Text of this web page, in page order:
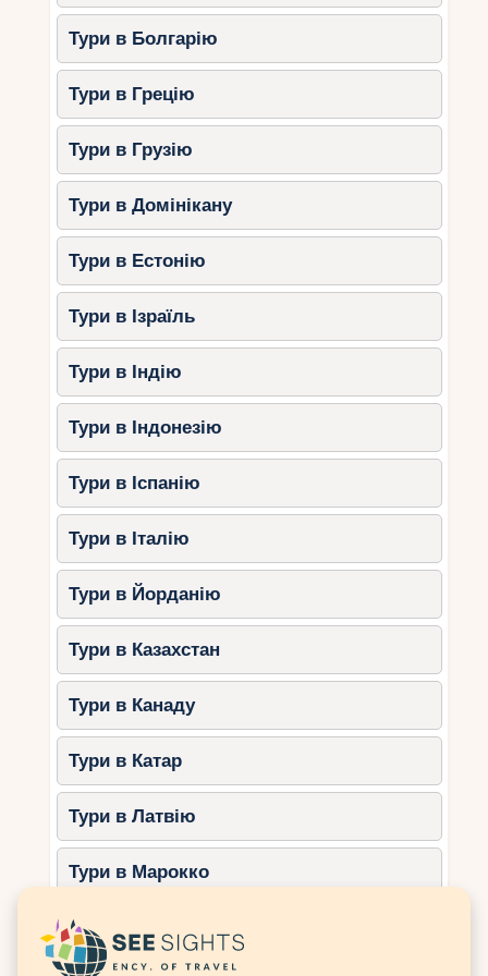
захисту від сонця.
Чим зайнятися?
Влаштовувати пікніки з видом на
Робити сімейні фотографії на тлі
3. Анс Сурс д’Аржан (Ла-Діг)
Цей пляж з його знаменитими гранітними
валунами – один із найбільш фотографованих
на Сейшелах.
Чому вибрати Анс Сурс д’Аржан?
Дрібна та тепла вода, безпечна для
малюків.
Плавати у мілководних лагунах.
Дослідити околиці на велосипедах.
Спостерігати за крабами та
морськими зірками.
4. Анс-Рояль (Мае)
Анс-Рояль – це невеликий, але дуже затишний
пляж із кораловими рифами.
Чому вибрати Анс-Рояль?
Тиха та спокійна атмосфера.
Можливість спостерігати за рибами
навіть на мілководді.
Тури в Болгарію
Тури в Грецію
Тури в Грузію
Тури в Домінікану
Тури в Естонію
Тури в Ізраїль
Тури в Індію
Тури в Індонезію
Тури в Іспанію
Тури в Італію
Тури в Йорданію
Тури в Казахстан
Тури в Канаду
Тури в Катар
Тури в Латвію
Тури в Марокко
Тури в Мексику